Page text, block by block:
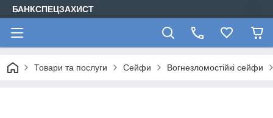
БАНКСПЕЦЗАХИСТ
Товари та послуги Сейфи Вогнезломостійкі сейфи